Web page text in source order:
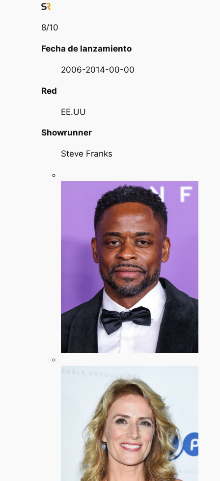
8/10
Fecha de lanzamiento
2006-2014-00-00
Red
EE.UU
Showrunner
Steve Franks